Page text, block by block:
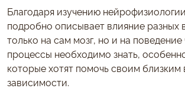
Благодаря изучению
подробно описывает влияние разных
только на сам мозг, но и на поведение
процессы необходимо знать,
которые хотят помочь своим
зависимости.